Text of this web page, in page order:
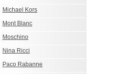
Michael Kors
Mont Blanc
Moschino
Nina Ricci
Paco Rabanne